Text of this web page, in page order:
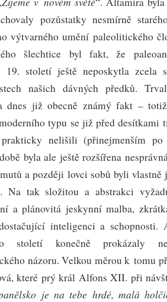
pozůstatky nesmírně
výtvarného umění paleolitického
šlechtice byl fakt, že
19. století ještě neposkytla zcela
našich dávných předků.
dnes již obecně známý fakt –
typu se již před desítkami
nelišili (přinejmenším po
byla ale ještě rozšířena
a později lovci sobů byli
Na tak složitou a abstrakci
a plánovitá jeskynní malba,
inteligenci a
století konečně prokázaly
názoru. Velkou měrou k tomu
které prý král Alfons XII. při
je na tebe hrdé, malá